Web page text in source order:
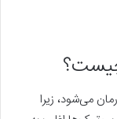
چیست؟
می‌شود، زیرا